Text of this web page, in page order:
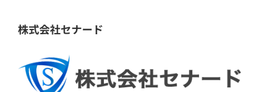
株式会社セナード